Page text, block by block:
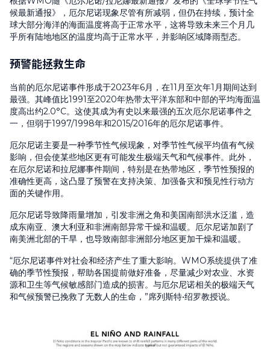
候最新通报》，厄尔尼诺现象尽管有所减弱，但仍在持续，预计全
球大部分海洋的海面温度将高于正常水平，这将导致未来三个月几
乎所有陆地地区的温度均高于正常水平，并影响区域降雨型态。
预警能拯救生命
当前的厄尔尼诺事件形成于2023年6月，在11月至次年1月期间达到
最强。其峰值比1991至2020年热带太平洋东部和中部的平均海面温
度高出约2.0°C。这使其成为有史以来最强的五次厄尔尼诺事件之
一，但弱于1997/1998年和2015/2016年的厄尔尼诺事件。
厄尔尼诺主要是一种季节性气候现象，对季节性气候平均值有气候
影响，但会使某些地区更有可能发生极端天气和气候事件。此外，
在厄尔尼诺和拉尼娜事件期间，特别是在热带地区，季节性预报的
准确性更高，这凸显了预警在支持决策、加强备灾和预见性行动方
面的关键作用。
厄尔尼诺导致降雨量增加，引发非洲之角和美国南部洪水泛滥，造
成东南亚、澳大利亚和非洲南部异常干燥和温暖。厄尔尼诺加剧了
南美洲北部的干旱，也导致南部非洲部分地区更加干燥和温暖。
“厄尔尼诺事件对社会和经济产生了重大影响。WMO系统提供了准
确的季节性预报，帮助各国提前做好准备，尽量减少对农业、水资
源和卫生等气候敏感部门造成的损害。与厄尔尼诺相关的极端天气
和气候预警已挽救了无数人的生命，”席列斯特•绍罗教授说。